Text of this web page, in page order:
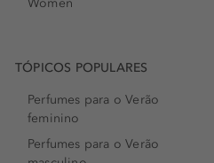
TÓPICOS POPULARES
Perfumes para o Verão
feminino
Perfumes para o Verão